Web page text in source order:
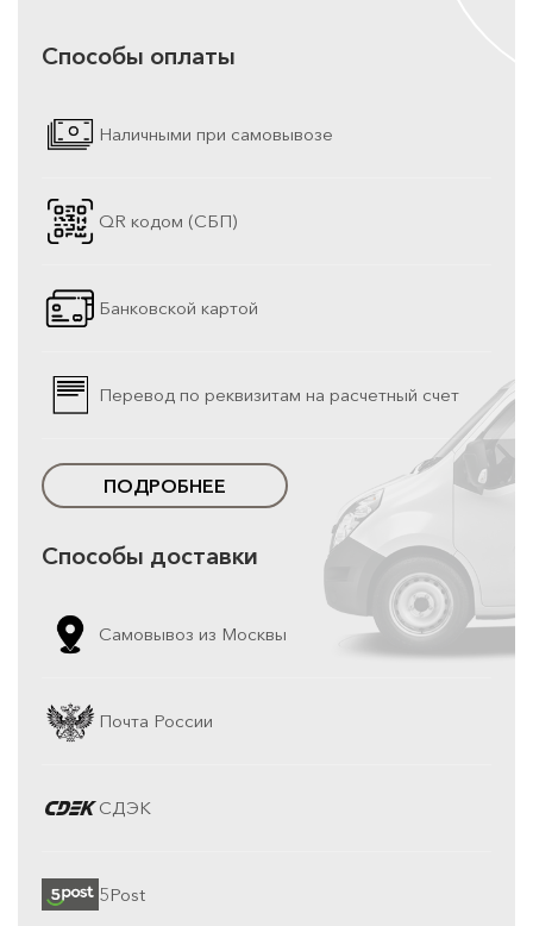
Способы оплаты
Наличными при самовывозе
QR кодом (СБП)
Банковской картой
Перевод по реквизитам на расчетный счет
ПОДРОБНЕЕ
Способы доставки
Самовывоз из Москвы
Почта России
СДЭК
5Post